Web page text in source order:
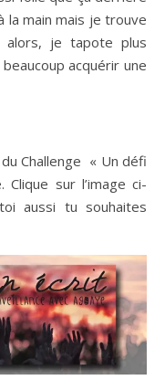
la main mais je trouve
alors, je tapote plus
acquérir une
Challenge « Un défi
sur l’image ci-
aussi tu souhaites